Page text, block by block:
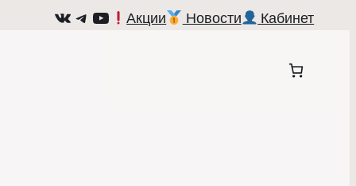
ВКонтакте
Telegram
YouTube
Акции Новости Кабинет